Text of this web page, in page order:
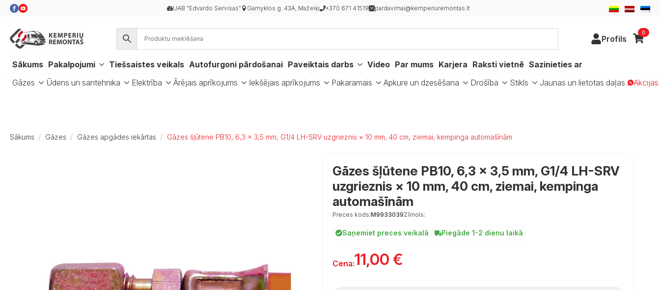
UAB "Edvardo Servisas" Gamyklos g. 43A, Mažeiķi +370 671 41519 pardavimai@kemperiuremontas.lt
Profils
0
Sākums Pakalpojumi Tiešsaistes veikals Autofurgoni pārdošanai Paveiktais darbs Video Par mums Karjera Raksti vietnē Sazinieties ar
Gāzes
Ūdens un santehnika Elektrība Ārējais aprīkojums Iekšējais aprīkojums Pakaramais Apkure un dzesēšana Drošība Stikls Jaunas un lietotas daļas Akcijas
Sākums Gāzes Gāzes apgādes iekārtas Gāzes šļūtene PB10, 6,3 × 3,5 mm, G1/4 LH-SRV uzgrieznis × 10 mm, 40 cm, ziemai, kempinga automašīnām
Gāzes šļūtene PB10, 6,3 × 3,5 mm, G1/4 LH-SRV
uzgrieznis × 10 mm, 40 cm, ziemai, kempinga
automašīnām
Preces kods:M9933039Zīmols:
Saņemiet preces veikalā Piegāde 1-2 dienu laikā
Cena:11,00 €